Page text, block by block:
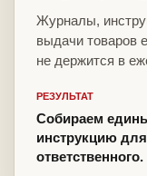
Журналы,
выдачи товаров
не держится в
РЕЗУЛЬТАТ
Собираем
инструкцию
ответственного.